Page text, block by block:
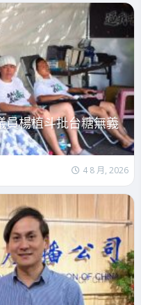
員楊植斗批台糖無義
4 8 月, 2026